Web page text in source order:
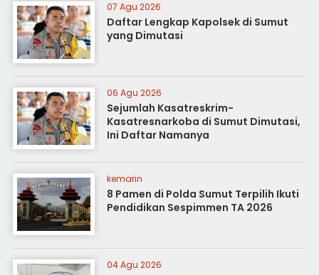
07 Agu 2026
Daftar Lengkap Kapolsek di Sumut
yang Dimutasi
06 Agu 2026
Sejumlah Kasatreskrim-
Kasatresnarkoba di Sumut Dimutasi,
Ini Daftar Namanya
kemarin
8 Pamen di Polda Sumut Terpilih Ikuti
Pendidikan Sespimmen TA 2026
04 Agu 2026